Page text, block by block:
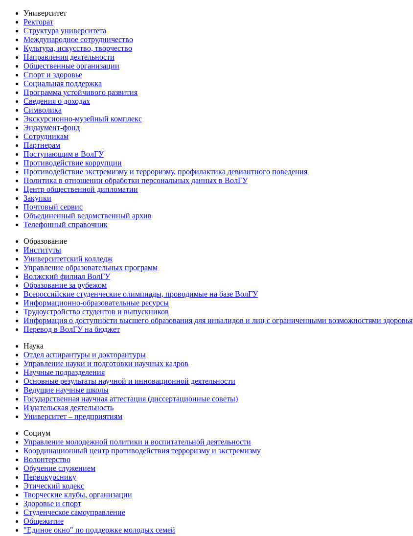
Университет
Ректорат
Структура университета
Международное сотрудничество
Культура, искусство, творчество
Направления деятельности
Общественные организации
Спорт и здоровье
Социальная поддержка
Программа устойчивого развития
Сведения о доходах
Символика
Экскурсионно-музейный комплекс
Эндаумент-фонд
Сотрудникам
Партнерам
Поступающим в ВолГУ
Противодействие коррупции
Противодействие экстремизму и терроризму, профилактика девиантного поведения
Политика в отношении обработки персональных данных в ВолГУ
Центр общественной дипломатии
Закупки
Почтовый сервис
Объединенный ведомственный архив
Телефонный справочник
Образование
Институты
Университетский колледж
Управление образовательных программ
Волжский филиал ВолГУ
Образование за рубежом
Всероссийские студенческие олимпиады, проводимые на базе ВолГУ
Информационно-образовательные ресурсы
Трудоустройство студентов и выпускников
Информация о доступности высшего образования для инвалидов и лиц с ограниченными возможностями здоровья
Перевод в ВолГУ на бюджет
Наука
Отдел аспирантуры и докторантуры
Управление науки и подготовки научных кадров
Научные подразделения
Основные результаты научной и инновационной деятельности
Ведущие научные школы
Государственная научная аттестация (диссертационные советы)
Издательская деятельность
Университет – предприятиям
Социум
Управление молодежной политики и воспитательной деятельности
Координационный центр противодействия терроризму и экстремизму
Волонтерство
Обучение служением
Первокурснику
Этический кодекс
Творческие клубы, организации
Здоровье и спорт
Студенческое самоуправление
Общежитие
"Единое окно" по поддержке молодых семей